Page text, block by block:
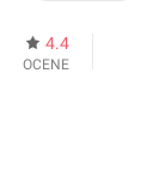
4.4
OCENE